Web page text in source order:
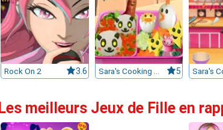
Rock On 2 3.6 Sara's Cooking Class : Bento 5
Les meilleurs Jeux de Fille en